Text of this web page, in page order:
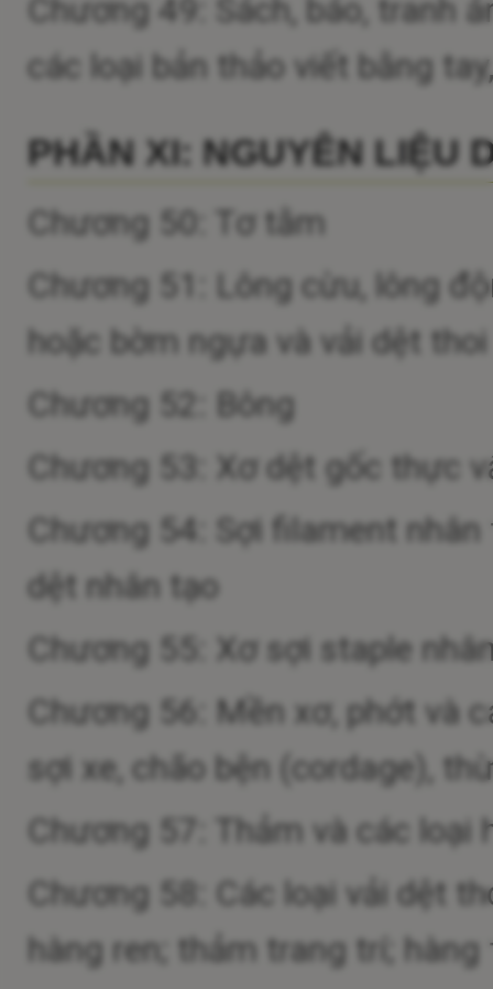
Chương 49: Sách, báo, tranh
các loại bản thảo viết bằng
PHẦN XI: NGUYÊN LIỆU
Chương 50: Tơ tằm
Chương 51: Lông cừu, lông
hoặc bờm ngựa và vải dệt
Chương 52: Bông
Chương 53: Xơ dệt gốc thực
Chương 54: Sợi filament
dệt nhân tạo
Chương 55: Xơ sợi staple
Chương 56: Mền xơ, phớt và
sợi xe, chão bện (cordage),
Chương 57: Thảm và các loại
Chương 58: Các loại vải dệt
hàng ren; thảm trang trí;